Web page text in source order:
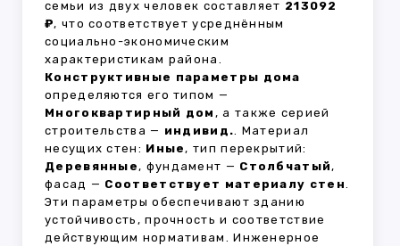
семьи из двух человек составляет 213092
₽, что соответствует усреднённым
социально-экономическим
характеристикам района.
Конструктивные параметры дома
определяются его типом —
Многоквартирный дом , а также серией
строительства — индивид.. Материал
несущих стен: Иные, тип перекрытий:
Деревянные, фундамент — Столбчатый,
фасад — Соответствует материалу стен.
Эти параметры обеспечивают зданию
устойчивость, прочность и соответствие
действующим нормативам. Инженерное